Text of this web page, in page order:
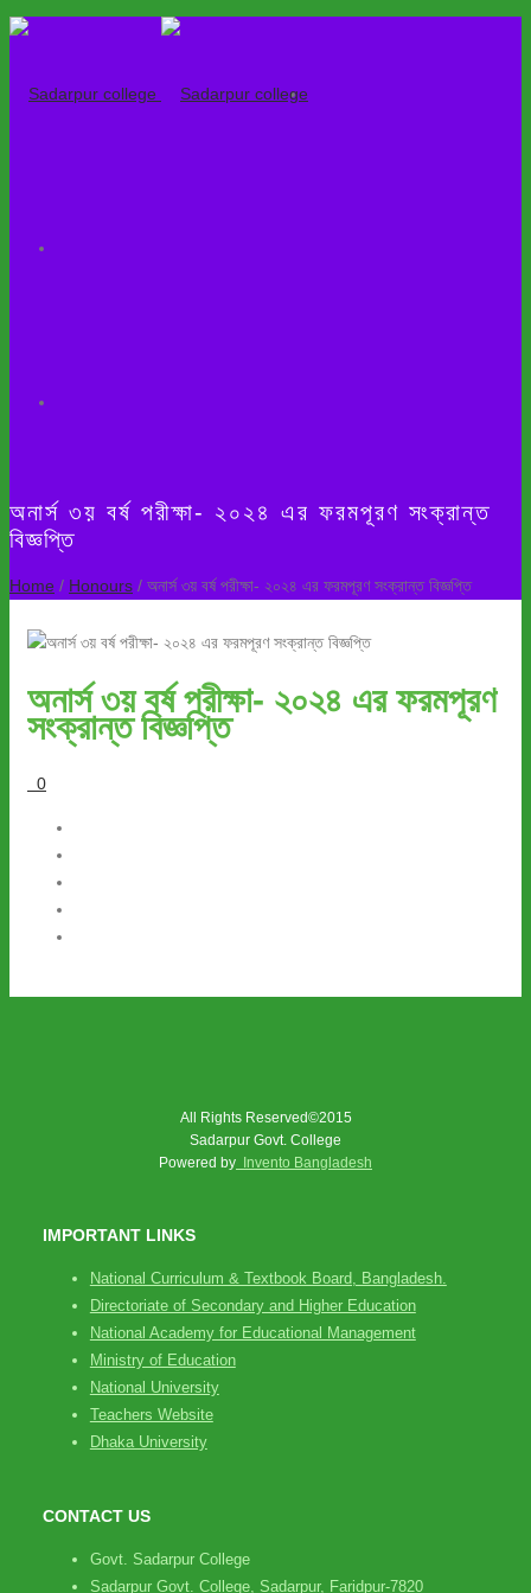
অনার্স ৩য় বর্ষ পরীক্ষা- ২০২৪ এর ফরমপূরণ সংক্রান্ত
বিজ্ঞপ্তি
Home / Honours / অনার্স ৩য় বর্ষ পরীক্ষা- ২০২৪ এর ফরমপূরণ সংক্রান্ত বিজ্ঞপ্তি
অনার্স ৩য় বর্ষ পরীক্ষা- ২০২৪ এর ফরমপূরণ
সংক্রান্ত বিজ্ঞপ্তি
0
All Rights Reserved©2015
Sadarpur Govt. College
Powered by Invento Bangladesh
IMPORTANT LINKS
National Curriculum & Textbook Board, Bangladesh.
Directoriate of Secondary and Higher Education
National Academy for Educational Management
Ministry of Education
National University
Teachers Website
Dhaka University
CONTACT US
Govt. Sadarpur College
Sadarpur Govt. College, Sadarpur, Faridpur-7820